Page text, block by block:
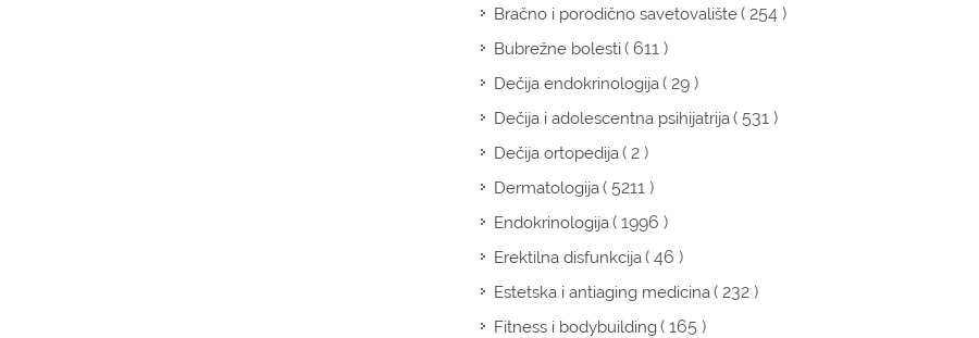
Bračno i porodično savetovalište( 254 )
Bubrežne bolesti( 611 )
Dečija endokrinologija( 29 )
Dečija i adolescentna psihijatrija( 531 )
Dečija ortopedija( 2 )
Dermatologija( 5211 )
Endokrinologija( 1996 )
Erektilna disfunkcija( 46 )
Estetska i antiaging medicina( 232 )
Fitness i bodybuilding( 165 )